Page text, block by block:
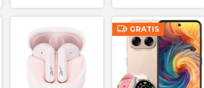
GRATIS